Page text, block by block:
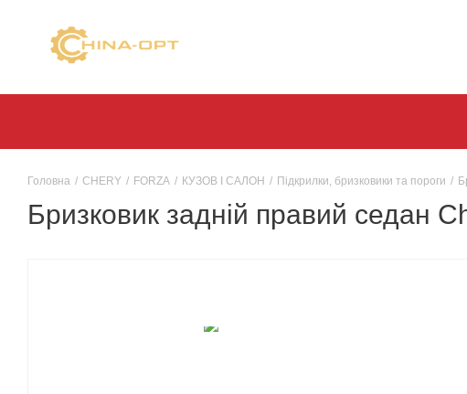
Головна / CHERY / FORZA / КУЗОВ І САЛОН / Підкрилки, бризковики та пороги /
Бризковик задній правий седан